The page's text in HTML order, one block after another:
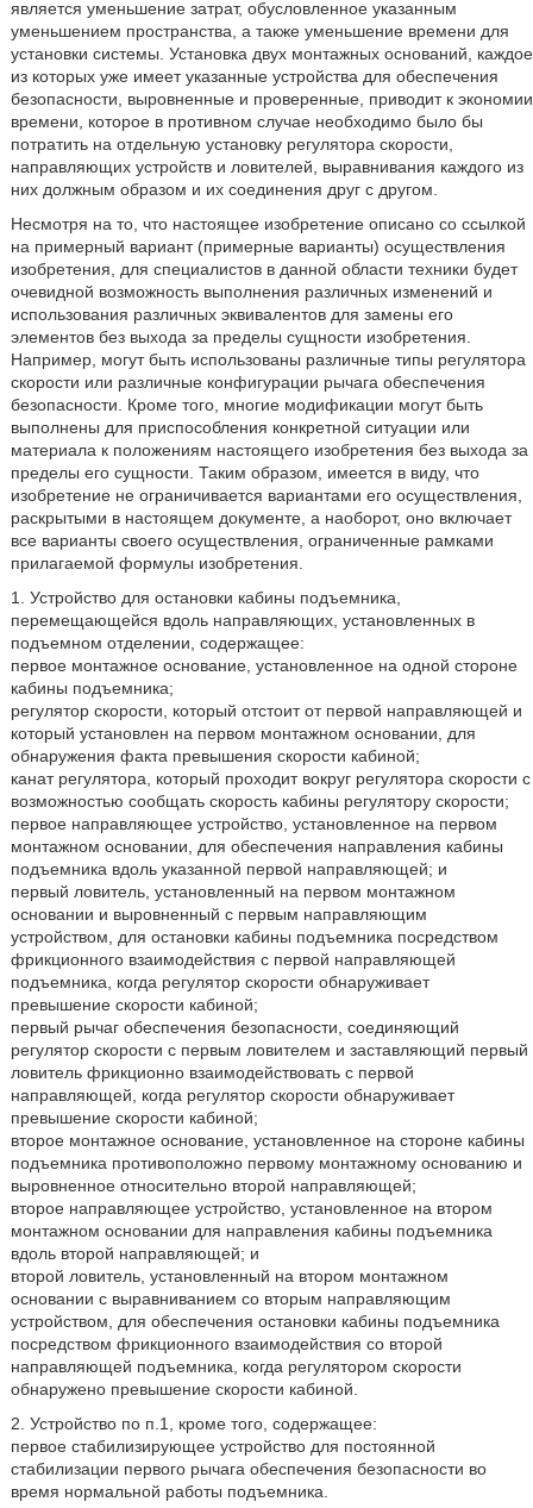
является уменьшение затрат, обусловленное указанным
уменьшением пространства, а также уменьшение времени для
установки системы. Установка двух монтажных оснований, каждое
из которых уже имеет указанные устройства для обеспечения
безопасности, выровненные и проверенные, приводит к экономии
времени, которое в противном случае необходимо было бы
потратить на отдельную установку регулятора скорости,
направляющих устройств и ловителей, выравнивания каждого из
них должным образом и их соединения друг с другом.
Несмотря на то, что настоящее изобретение описано со ссылкой
на примерный вариант (примерные варианты) осуществления
изобретения, для специалистов в данной области техники будет
очевидной возможность выполнения различных изменений и
использования различных эквивалентов для замены его
элементов без выхода за пределы сущности изобретения.
Например, могут быть использованы различные типы регулятора
скорости или различные конфигурации рычага обеспечения
безопасности. Кроме того, многие модификации могут быть
выполнены для приспособления конкретной ситуации или
материала к положениям настоящего изобретения без выхода за
пределы его сущности. Таким образом, имеется в виду, что
изобретение не ограничивается вариантами его осуществления,
раскрытыми в настоящем документе, а наоборот, оно включает
все варианты своего осуществления, ограниченные рамками
прилагаемой формулы изобретения.
1. Устройство для остановки кабины подъемника,
перемещающейся вдоль направляющих, установленных в
подъемном отделении, содержащее:
первое монтажное основание, установленное на одной стороне
кабины подъемника;
регулятор скорости, который отстоит от первой направляющей и
который установлен на первом монтажном основании, для
обнаружения факта превышения скорости кабиной;
канат регулятора, который проходит вокруг регулятора скорости с
возможностью сообщать скорость кабины регулятору скорости;
первое направляющее устройство, установленное на первом
монтажном основании, для обеспечения направления кабины
подъемника вдоль указанной первой направляющей; и
первый ловитель, установленный на первом монтажном
основании и выровненный с первым направляющим
устройством, для остановки кабины подъемника посредством
фрикционного взаимодействия с первой направляющей
подъемника, когда регулятор скорости обнаруживает
превышение скорости кабиной;
первый рычаг обеспечения безопасности, соединяющий
регулятор скорости с первым ловителем и заставляющий первый
ловитель фрикционно взаимодействовать с первой
направляющей, когда регулятор скорости обнаруживает
превышение скорости кабиной;
второе монтажное основание, установленное на стороне кабины
подъемника противоположно первому монтажному основанию и
выровненное относительно второй направляющей;
второе направляющее устройство, установленное на втором
монтажном основании для направления кабины подъемника
вдоль второй направляющей; и
второй ловитель, установленный на втором монтажном
основании с выравниванием со вторым направляющим
устройством, для обеспечения остановки кабины подъемника
посредством фрикционного взаимодействия со второй
направляющей подъемника, когда регулятором скорости
обнаружено превышение скорости кабиной.
2. Устройство по п.1, кроме того, содержащее:
первое стабилизирующее устройство для постоянной
стабилизации первого рычага обеспечения безопасности во
время нормальной работы подъемника.